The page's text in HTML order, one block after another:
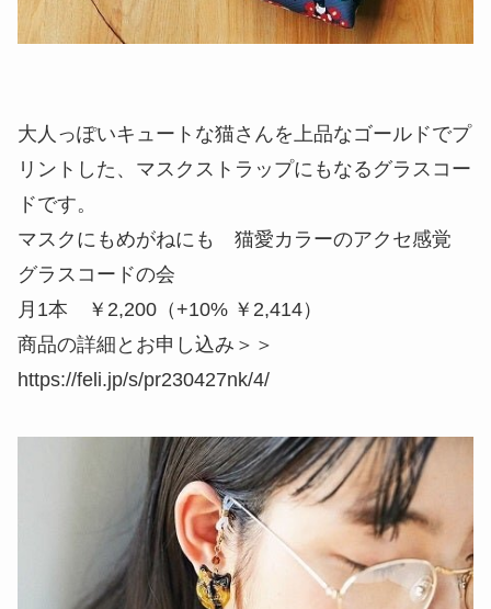
大人っぽいキュートな猫さんを上品なゴールドでプ
リントした、マスクストラップにもなるグラスコー
ドです。
マスクにもめがねにも 猫愛カラーのアクセ感覚
グラスコードの会
月1本 ￥2,200（+10% ￥2,414）
商品の詳細とお申し込み＞＞
https://feli.jp/s/pr230427nk/4/